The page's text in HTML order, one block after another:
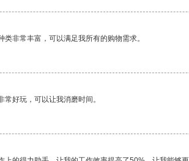
类非常丰富，可以满足我所有的购物需求。
常好玩，可以让我消磨时间。